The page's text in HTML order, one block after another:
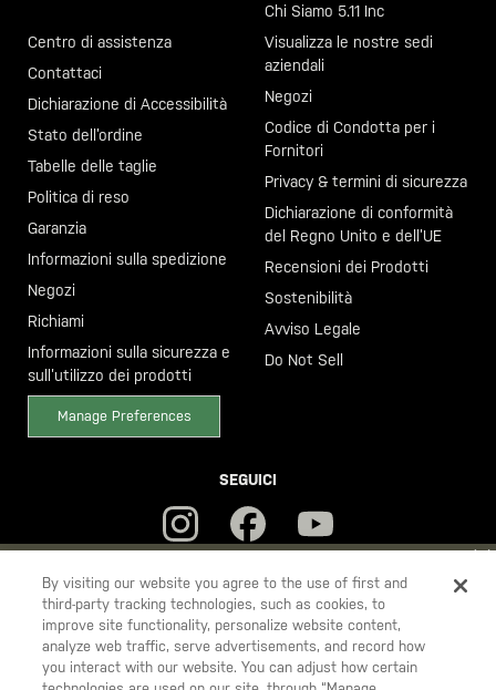
YOU ARE SHOPPING ON OURITALIASITE. WOULD YOU LIKE TO
SHIP TO ANOTHER COUNTRY?
STAY ONITALIA
Centro di assistenza
Contattaci
Dichiarazione di Accessibilità
Stato dell’ordine
Tabelle delle taglie
Politica di reso
Garanzia
Informazioni sulla spedizione
Negozi
Richiami
Informazioni sulla sicurezza e
sull’utilizzo dei prodotti
Manage Preferences
Chi Siamo 5.11 Inc
Visualizza le nostre sedi
aziendali
Negozi
Codice di Condotta per i
Fornitori
Privacy & termini di sicurezza
Dichiarazione di conformità
del Regno Unito e dell’UE
Recensioni dei Prodotti
Sostenibilità
Avviso Legale
Do Not Sell
SEGUICI
5.11
Tactical
By visiting our website you agree to the use of first and
third-party tracking technologies, such as cookies, to
improve site functionality, personalize website content,
analyze web traffic, serve advertisements, and record how
you interact with our website. You can adjust how certain